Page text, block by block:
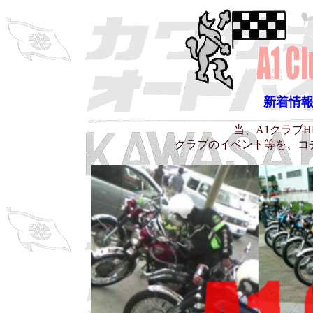
新着情
当、A1クラブ
クラブのイベント等を、